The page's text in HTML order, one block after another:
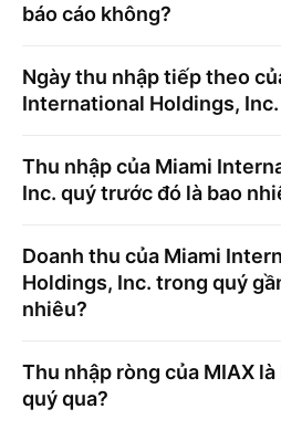
báo cáo không?
Ngày thu nhập tiếp theo
International Holdings, Inc.
Thu nhập của Miami
Inc. quý trước đó là bao
Doanh thu của Miami
Holdings, Inc. trong quý
nhiêu?
Thu nhập ròng của MIAX là
quý qua?